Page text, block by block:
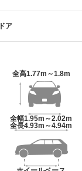
ア
全高1.77m～1.8m
全幅1.95m～2.02m
全長4.93m～4.94m